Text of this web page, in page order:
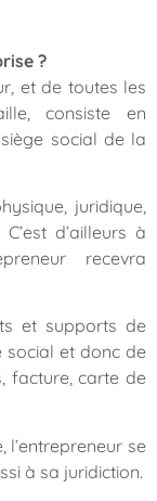
?
et de toutes les
consiste en
social de la
juridique,
d’ailleurs à
recevra
et supports de
social et donc de
facture, carte de
l’entrepreneur se
à sa juridiction.